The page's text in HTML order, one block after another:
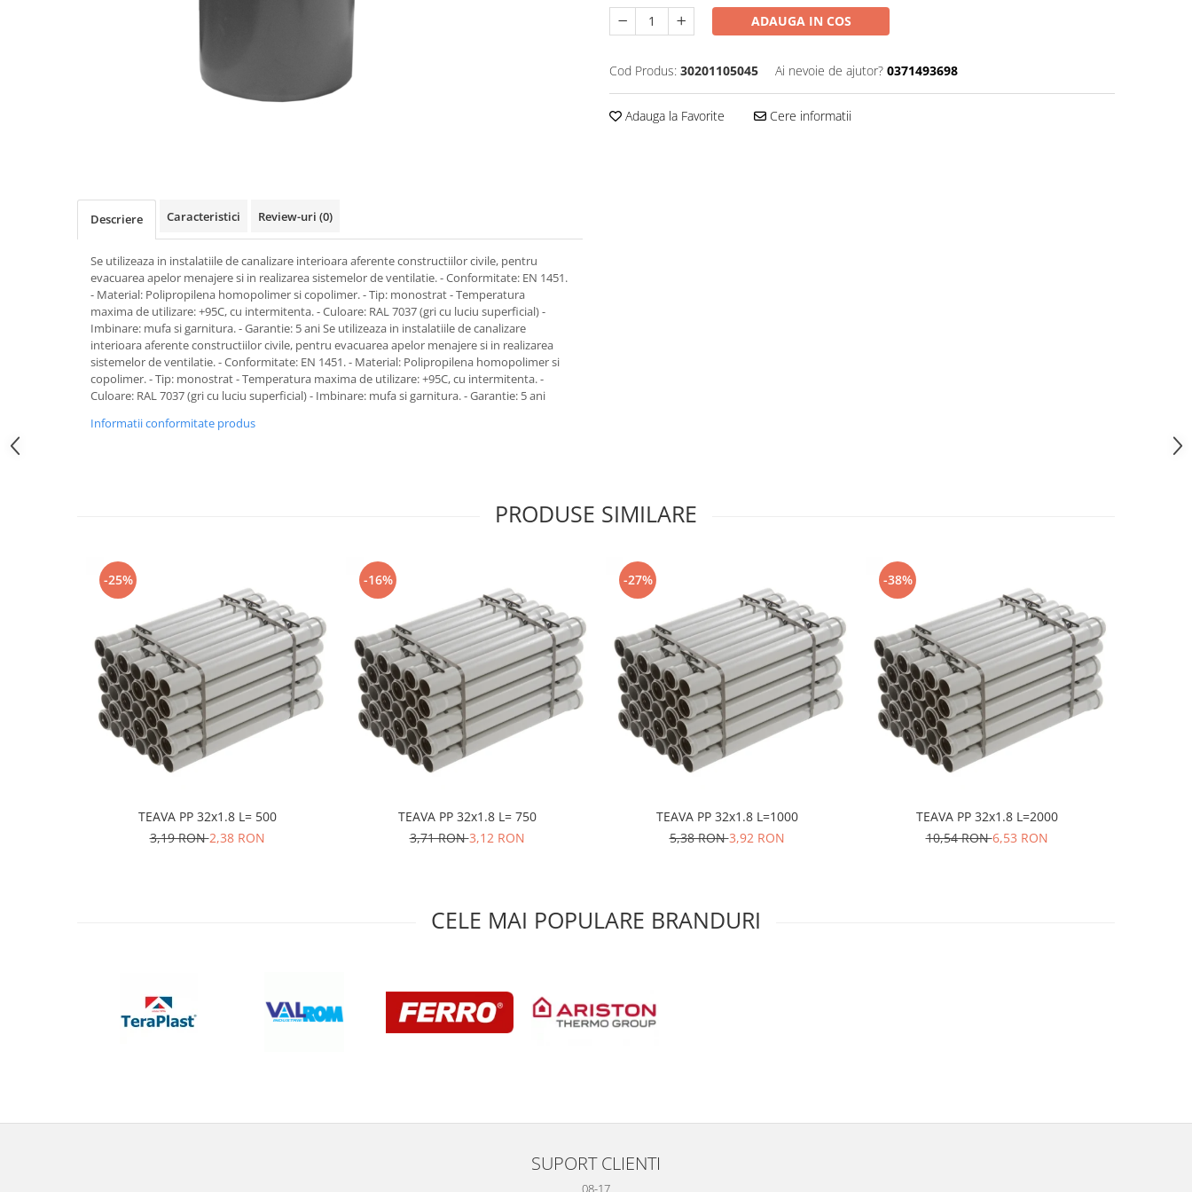
ADAUGA IN COS
Cod Produs: 30201105045 Ai nevoie de ajutor? 0371493698
Adauga la Favorite Cere informatii
Descriere Caracteristici Review-uri (0)
Se utilizeaza in instalatiile de canalizare interioara aferente constructiilor civile, pentru
evacuarea apelor menajere si in realizarea sistemelor de ventilatie. - Conformitate: EN 1451.
- Material: Polipropilena homopolimer si copolimer. - Tip: monostrat - Temperatura
maxima de utilizare: +95C, cu intermitenta. - Culoare: RAL 7037 (gri cu luciu superficial) -
Imbinare: mufa si garnitura. - Garantie: 5 ani Se utilizeaza in instalatiile de canalizare
interioara aferente constructiilor civile, pentru evacuarea apelor menajere si in realizarea
sistemelor de ventilatie. - Conformitate: EN 1451. - Material: Polipropilena homopolimer si
copolimer. - Tip: monostrat - Temperatura maxima de utilizare: +95C, cu intermitenta. -
Culoare: RAL 7037 (gri cu luciu superficial) - Imbinare: mufa si garnitura. - Garantie: 5 ani
Informatii conformitate produs
PRODUSE SIMILARE
-25%
TEAVA PP 32x1.8 L= 500
3,19 RON2,38 RON
-16%
TEAVA PP 32x1.8 L= 750
3,71 RON3,12 RON
-27%
TEAVA PP 32x1.8 L=1000
5,38 RON3,92 RON
-38%
TEAVA PP 32x1.8 L=2000
10,54 RON6,53 RON
CELE MAI POPULARE BRANDURI
SUPORT CLIENTI
08-17